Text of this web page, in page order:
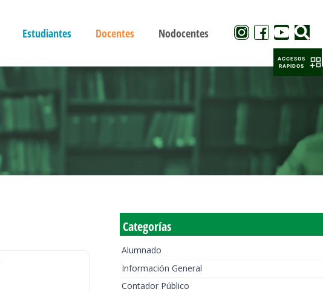
Estudiantes Docentes Nodocentes
Categorías
Alumnado
Información General
Contador Público
ACCESOS
RAPIDOS